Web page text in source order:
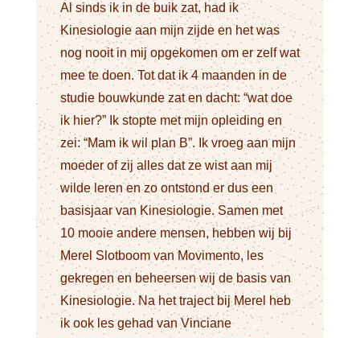
Al sinds ik in de buik zat, had ik
Kinesiologie aan mijn zijde en het was
nog nooit in mij opgekomen om er zelf wat
mee te doen. Tot dat ik 4 maanden in de
studie bouwkunde zat en dacht: “wat doe
ik hier?” Ik stopte met mijn opleiding en
zei: “Mam ik wil plan B”. Ik vroeg aan mijn
moeder of zij alles dat ze wist aan mij
wilde leren en zo ontstond er dus een
basisjaar van Kinesiologie. Samen met
10 mooie andere mensen, hebben wij bij
Merel Slotboom van Movimento, les
gekregen en beheersen wij de basis van
Kinesiologie. Na het traject bij Merel heb
ik ook les gehad van Vinciane